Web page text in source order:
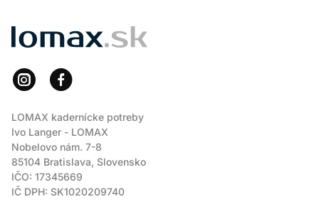
LOMAX
LOMAX kadernícke potreby
Ivo Langer - LOMAX
Nobelovo nám. 7-8
85104 Bratislava, Slovensko
IČO: 17345669
IČ DPH: SK1020209740